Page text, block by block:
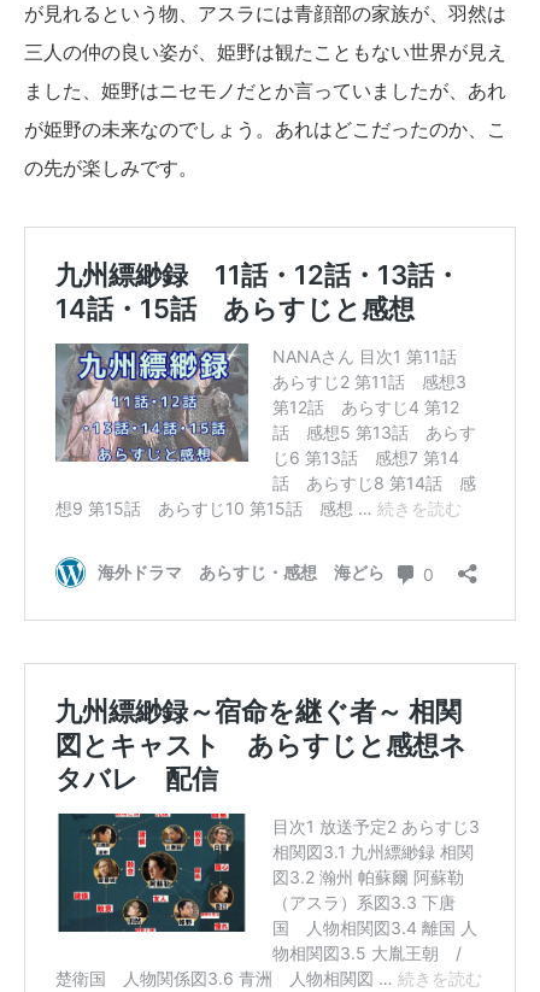
が見れるという物、アスラには青顔部の家族が、羽然は
三人の仲の良い姿が、姫野は観たこともない世界が見え
ました、姫野はニセモノだとか言っていましたが、あれ
が姫野の未来なのでしょう。あれはどこだったのか、こ
の先が楽しみです。